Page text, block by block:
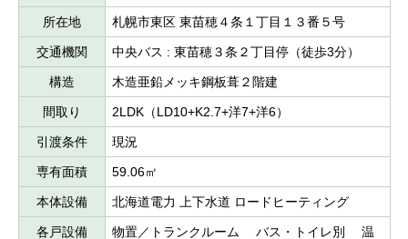
所在地 札幌市東区 東苗穂４条１丁目１３番５号
交通機関 中央バス : 東苗穂３条２丁目停（徒歩3分）
構造 木造亜鉛メッキ鋼板葺２階建
間取り 2LDK（LD10+K2.7+洋7+洋6）
引渡条件 現況
専有面積 59.06㎡
本体設備 北海道電力 上下水道 ロードヒーティング
各戸設備
物置／トランクルーム バス・トイレ別 温